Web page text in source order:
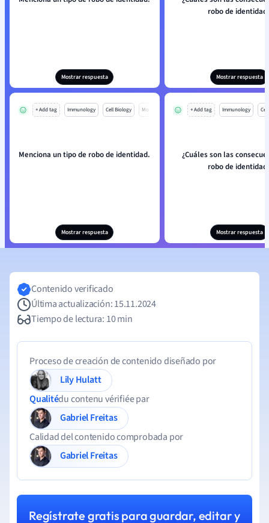
Mostrar respuesta
robo de
Mostrar respuesta
+ Add tag Immunology Cell Biology Mo
Menciona un tipo de robo de identidad.
Mostrar respuesta
+ Add tag Immunology
¿Cuáles son las
robo de
Mostrar respuesta
Contenido verificado
Última actualización: 15.11.2024
Tiempo de lectura: 10 min
Proceso de creación de contenido diseñado por
Lily Hulatt
Qualitédu contenu vérifiée par
Gabriel Freitas
Calidad del contenido comprobada por
Gabriel Freitas
Regístrate gratis para guardar, editar y